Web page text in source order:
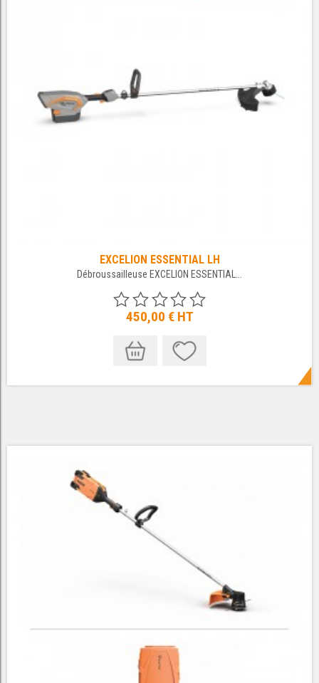
EXCELION ESSENTIAL LH
Débroussailleuse EXCELION ESSENTIAL...
450,00 € HT